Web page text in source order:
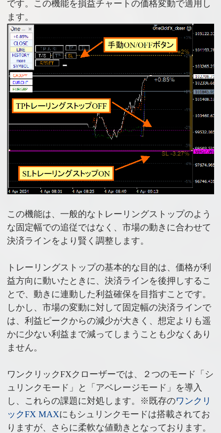
です。この機能を損益チャートの価格変動で適用し
ます。
この機能は、一般的なトレーリングストップのよう
な固定幅での追従ではなく、市場の動きに合わせて
決済ラインをより賢く調整します。
トレーリングストップの基本的な目的は、価格が利
益方向に動いたときに、決済ラインを後押しするこ
とで、動きに連動した利益確保を目指すことです。
しかし、市場の変動に対して固定幅の決済ラインで
は、利益ピークからの減少が大きく、想定よりも遥
かに少ない利益まで減ってしまうことも少なくあり
ません。
ワンクリックFXクローザーでは、２つのモード「シ
ュリンクモード」と「アベレージモード」を導入
し、これらの課題に対処します。※既存のワンクリ
ックFX MAXにもシュリンクモードは搭載されてお
りますが、さらに柔軟な値動きとなっております。